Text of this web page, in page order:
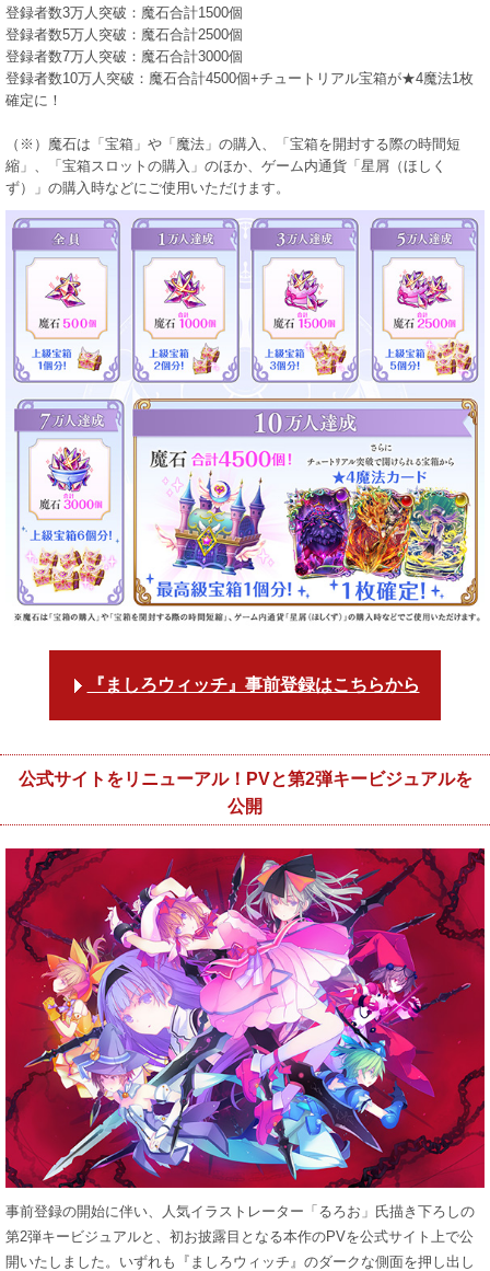
登録者数3万人突破：魔石合計1500個
登録者数5万人突破：魔石合計2500個
登録者数7万人突破：魔石合計3000個
登録者数10万人突破：魔石合計4500個+チュートリアル宝箱が★4魔法1枚
確定に！
（※）魔石は「宝箱」や「魔法」の購入、「宝箱を開封する際の時間短
縮」、「宝箱スロットの購入」のほか、ゲーム内通貨「星屑（ほしく
ず）」の購入時などにご使用いただけます。
『ましろウィッチ』事前登録はこちらから
公式サイトをリニューアル！PVと第2弾キービジュアルを
公開
事前登録の開始に伴い、人気イラストレーター「るろお」氏描き下ろしの
第2弾キービジュアルと、初お披露目となる本作のPVを公式サイト上で公
開いたしました。いずれも『ましろウィッチ』のダークな側面を押し出し